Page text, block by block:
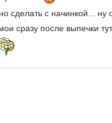
сделать с начинкой...
сразу после выпечки